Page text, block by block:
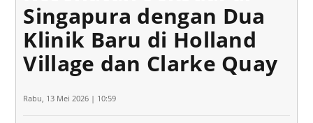
Singapura dengan Dua
Klinik Baru di Holland
Village dan Clarke Quay
Rabu, 13 Mei 2026 | 10:59